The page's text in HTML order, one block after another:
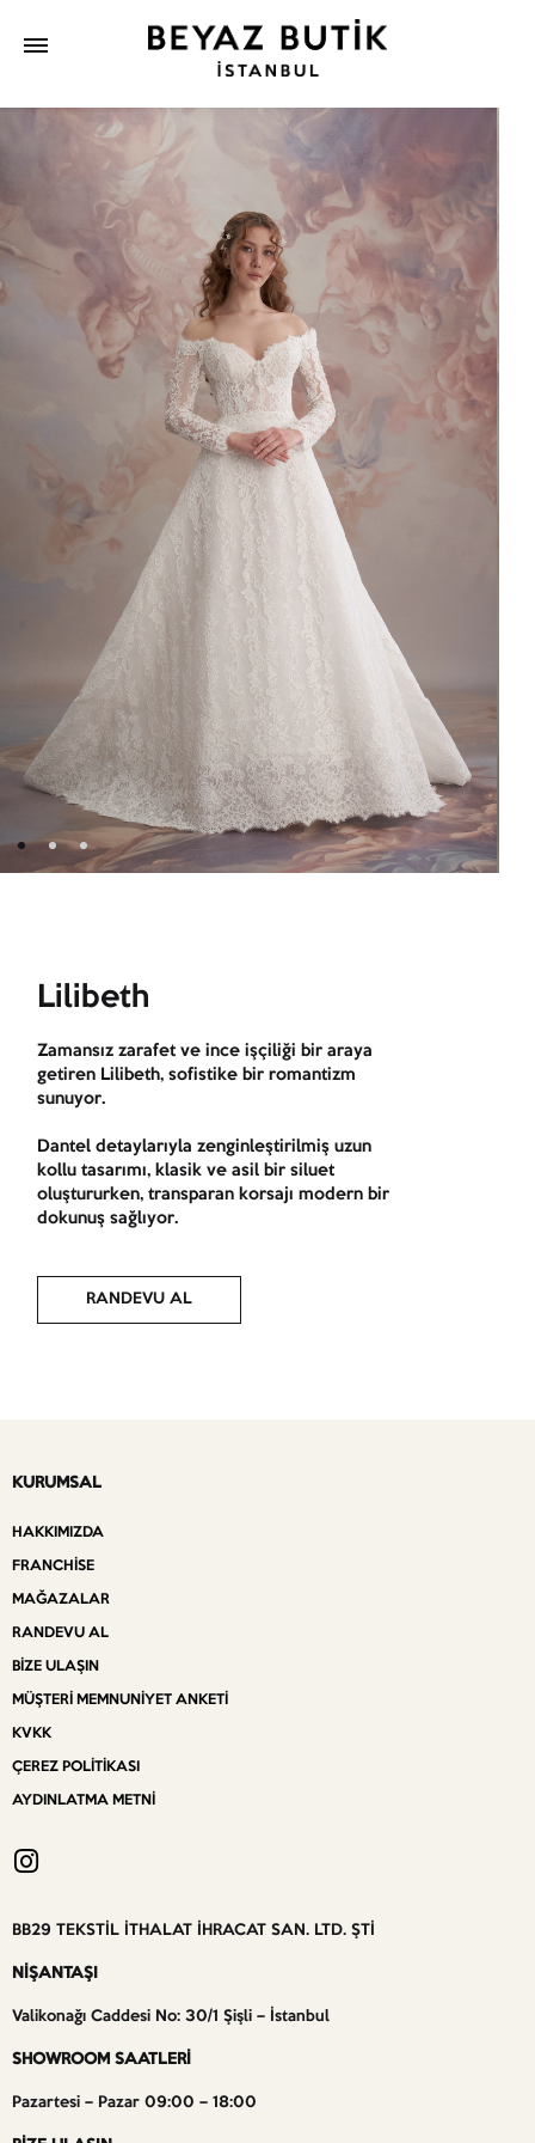
Lilibeth
Zamansız zarafet ve ince işçiliği bir araya
getiren Lilibeth, sofistike bir romantizm
sunuyor.
Dantel detaylarıyla zenginleştirilmiş uzun
kollu tasarımı, klasik ve asil bir siluet
oluştururken, transparan korsajı modern bir
dokunuş sağlıyor.
RANDEVU AL
KURUMSAL
HAKKIMIZDA
FRANCHISE
MAĞAZALAR
RANDEVU AL
BIZE ULAŞIN
MÜŞTERI MEMNUNIYET ANKETI
KVKK
ÇEREZ POLITIKASI
AYDINLATMA METNI
BB29 TEKSTİL İTHALAT İHRACAT SAN. LTD. ŞTİ
NİŞANTAŞI
Valikonağı Caddesi No: 30/1 Şişli – İstanbul
SHOWROOM SAATLERİ
Pazartesi – Pazar 09:00 – 18:00